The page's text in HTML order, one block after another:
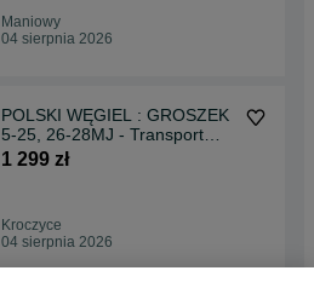
Maniowy
04 sierpnia 2026
POLSKI WĘGIEL : GROSZEK
5-25, 26-28MJ - Transport
Gratis !
1 299 zł
Kroczyce
04 sierpnia 2026